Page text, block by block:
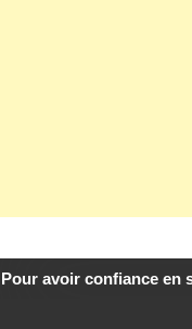
Pour avoir confiance en